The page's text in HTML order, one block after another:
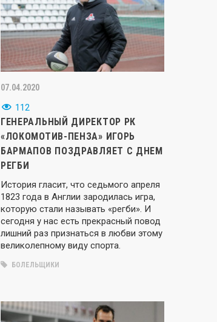
07.04.2020
112
ГЕНЕРАЛЬНЫЙ ДИРЕКТОР РК
«ЛОКОМОТИВ-ПЕНЗА» ИГОРЬ
БАРМАПОВ ПОЗДРАВЛЯЕТ С ДНЕМ
РЕГБИ
История гласит, что седьмого апреля
1823 года в Англии зародилась игра,
которую стали называть «регби». И
сегодня у нас есть прекрасный повод
лишний раз признаться в любви этому
великолепному виду спорта.
БОЛЕЛЬЩИКИ